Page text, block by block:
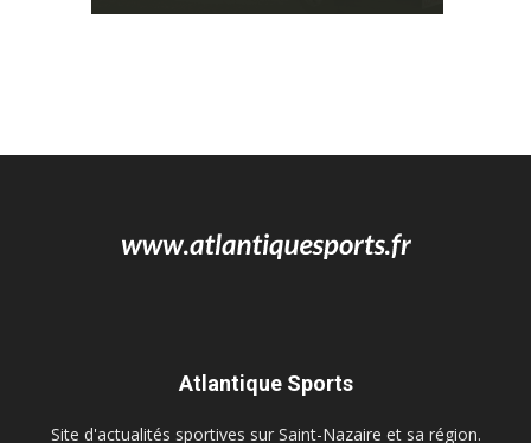
Atlantique Sports
Site d'actualités sportives sur Saint-Nazaire et sa région.